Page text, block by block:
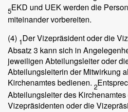
5EKD und UEK werden die
miteinander vorbereiten.
(4) 1Der Vizepräsident oder die
Absatz 3 kann sich in
jeweiligen Abteilungsleiter oder
Abteilungsleiterin der Mitwirkung
Kirchenamtes bedienen. 2
Abteilungsleiter des
Vizepräsidenten oder die